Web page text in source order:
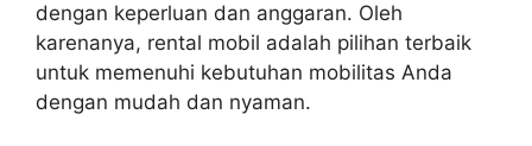
dengan keperluan dan anggaran. Oleh
karenanya, rental mobil adalah pilihan terbaik
untuk memenuhi kebutuhan mobilitas Anda
dengan mudah dan nyaman.